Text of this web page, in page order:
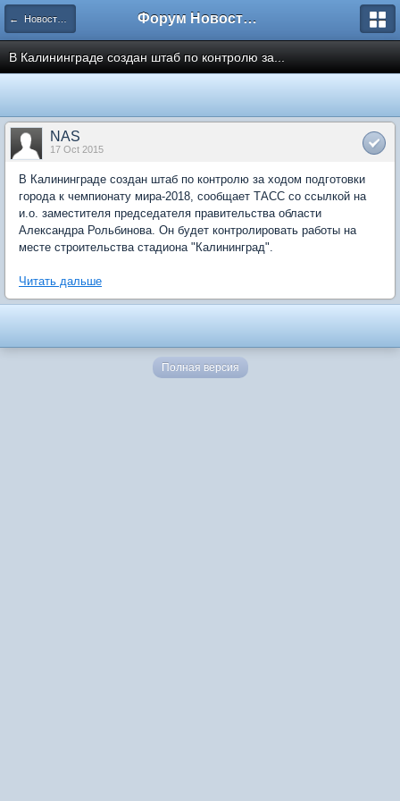
← Новости рынка недвижимости Форум Новостройки
В Калининграде создан штаб по контролю за...
NAS
17 Oct 2015
В Калининграде создан штаб по контролю за ходом подготовки
города к чемпионату мира-2018, сообщает ТАСС со ссылкой на
и.о. заместителя председателя правительства области
Александра Рольбинова. Он будет контролировать работы на
месте строительства стадиона "Калининград".
Читать дальше
Полная версия